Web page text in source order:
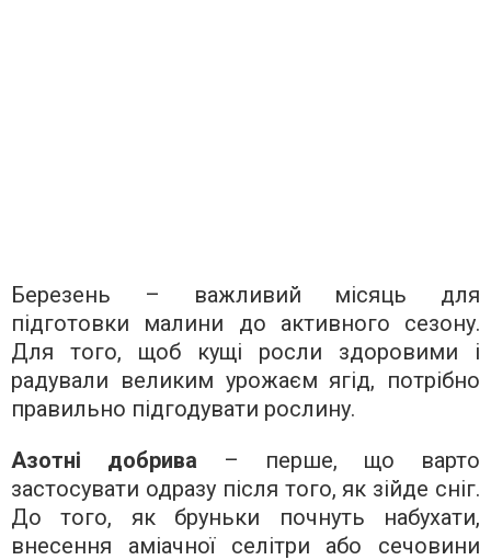
Березень – важливий місяць для
підготовки малини до активного сезону.
Для того, щоб кущі росли здоровими і
радували великим урожаєм ягід, потрібно
правильно підгодувати рослину.
Азотні добрива – перше, що варто
застосувати одразу після того, як зійде сніг.
До того, як бруньки почнуть набухати,
внесення аміачної селітри або сечовини